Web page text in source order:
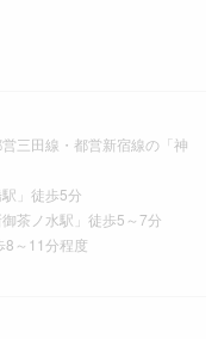
三田線・都営新宿線の「神
」徒歩5分
茶ノ水駅」徒歩5～7分
～11分程度